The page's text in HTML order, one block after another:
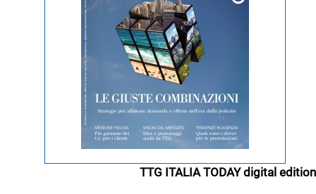
TTG ITALIA TODAY digital edition